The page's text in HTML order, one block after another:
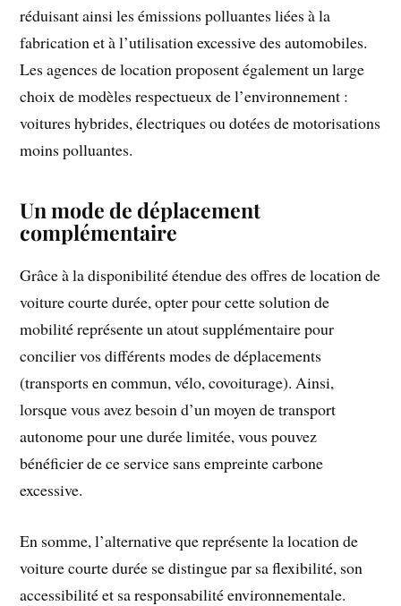
réduisant ainsi les émissions polluantes liées à la
fabrication et à l’utilisation excessive des automobiles.
Les agences de location proposent également un large
choix de modèles respectueux de l’environnement :
voitures hybrides, électriques ou dotées de motorisations
moins polluantes.
Un mode de déplacement
complémentaire
Grâce à la disponibilité étendue des offres de location de
voiture courte durée, opter pour cette solution de
mobilité représente un atout supplémentaire pour
concilier vos différents modes de déplacements
(transports en commun, vélo, covoiturage). Ainsi,
lorsque vous avez besoin d’un moyen de transport
autonome pour une durée limitée, vous pouvez
bénéficier de ce service sans empreinte carbone
excessive.
En somme, l’alternative que représente la location de
voiture courte durée se distingue par sa flexibilité, son
accessibilité et sa responsabilité environnementale.